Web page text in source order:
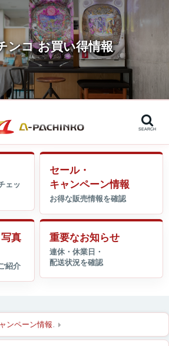
SEARCH
セール・
キャンペーン情報
真
重要なお知らせ
ンペーン情報